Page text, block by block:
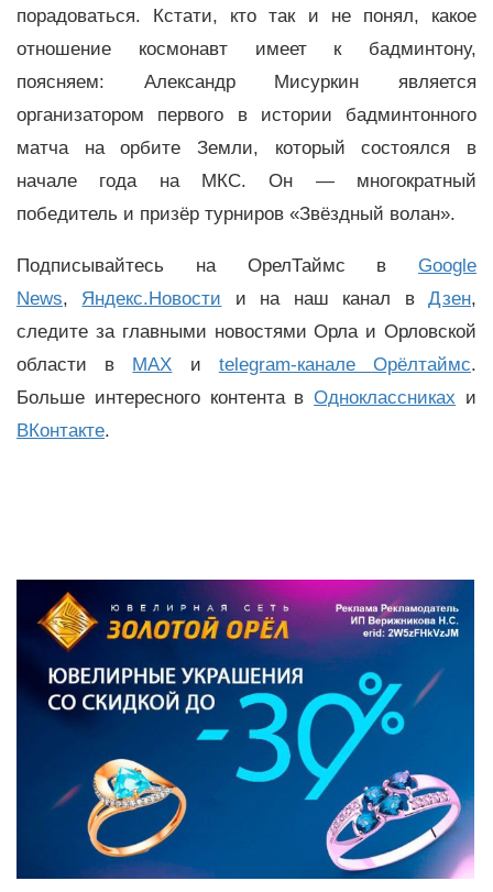
порадоваться. Кстати, кто так и не понял, какое
отношение космонавт имеет к бадминтону,
поясняем: Александр Мисуркин является
организатором первого в истории бадминтонного
матча на орбите Земли, который состоялся в
начале года на МКС. Он — многократный
победитель и призёр турниров «Звёздный волан».
Подписывайтесь на ОрелТаймс в Google
News, Яндекс.Новости и на наш канал вДзен,
следите за главными новостями Орла и Орловской
области в MAX и telegram-канале Орёлтаймс.
Больше интересного контента вОдноклассниках и
ВКонтакте.